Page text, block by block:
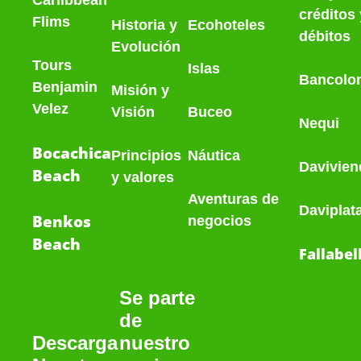
Flims
Tours
Benjamin
Velez
Bocachica
Beach
Benkos
Beach
Historia y
Evolución
Misión y
Visión
Principios
y valores
Ecohoteles
Islas
Buceo
Náutica
Aventuras de
negocios
créditos
débitos
Nequi
Descarga
Se parte
de
nuestro